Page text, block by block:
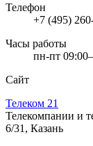
Телефон
+7 (495)
Часы работы
пн-пт
Сайт
Телеком 21
Телекомпании и
6/31, Казань